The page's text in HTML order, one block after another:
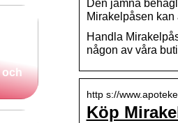
Den jämna
Mirakelpåsen
Handla
någon av våra
http s://
Köp
och